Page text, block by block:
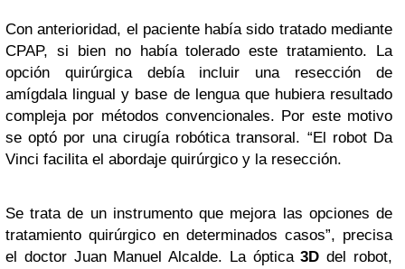
Con anterioridad, el paciente había sido tratado mediante
CPAP, si bien no había tolerado este tratamiento. La
opción quirúrgica debía incluir una resección de
amígdala lingual y base de lengua que hubiera resultado
compleja por métodos convencionales. Por este motivo
se optó por una cirugía robótica transoral. “El robot Da
Vinci facilita el abordaje quirúrgico y la resección.
Se trata de un instrumento que mejora las opciones de
tratamiento quirúrgico en determinados casos”, precisa
el doctor Juan Manuel Alcalde. La óptica3D del robot,